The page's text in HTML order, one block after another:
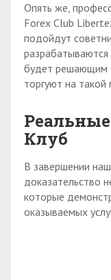
Опять же,
Forex Club
подойдут
будет решающим
торгуют на
Клуб
В завершении
доказательство
которые
оказываемых